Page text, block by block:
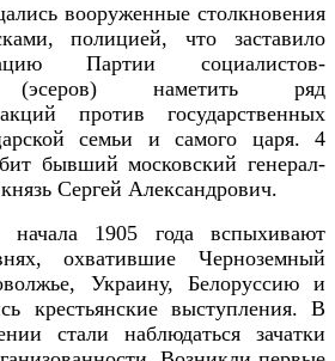
вооруженные столкновения
полицией, что заставило
Партии социалистов-
(эсеров) наметить ряд
против государственных
семьи и самого царя. 4
бывший московский генерал-
Сергей Александрович.
1905 года вспыхивают
охватившие Черноземный
Украину, Белоруссию и
крестьянские выступления. В
стали наблюдаться зачатки